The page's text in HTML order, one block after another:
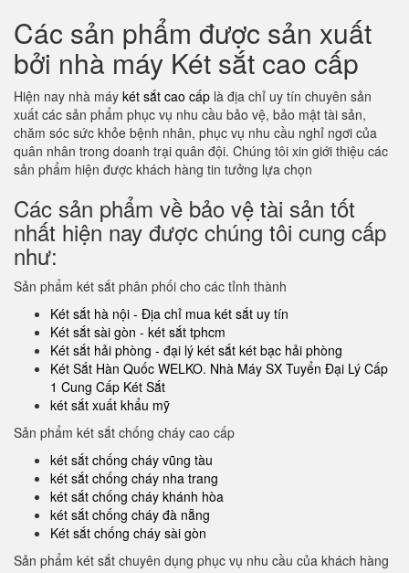
Các sản phẩm được sản xuất
bởi nhà máy Két sắt cao cấp
Hiện nay nhà máy két sắt cao cấp là địa chỉ uy tín chuyên sản
xuất các sản phẩm phục vụ nhu cầu bảo vệ, bảo mật tài sản,
chăm sóc sức khỏe bệnh nhân, phục vụ nhu cầu nghỉ ngơi của
quân nhân trong doanh trại quân đội. Chúng tôi xin giới thiệu các
sản phẩm hiện được khách hàng tin tưởng lựa chọn
Các sản phẩm về bảo vệ tài sản tốt
nhất hiện nay được chúng tôi cung cấp
như:
Sản phẩm két sắt phân phối cho các tỉnh thành
Két sắt hà nội - Địa chỉ mua két sắt uy tín
Két sắt sài gòn - két sắt tphcm
Két sắt hải phòng - đại lý két sắt két bạc hải phòng
Két Sắt Hàn Quốc WELKO. Nhà Máy SX Tuyển Đại Lý Cấp
1 Cung Cấp Két Sắt
két sắt xuất khẩu mỹ
Sản phẩm két sắt chống cháy cao cấp
két sắt chống cháy vũng tàu
két sắt chống cháy nha trang
két sắt chống cháy khánh hòa
két sắt chống cháy đà nẵng
Két sắt chống cháy sài gòn
Sản phẩm két sắt chuyên dụng phục vụ nhu cầu của khách hàng